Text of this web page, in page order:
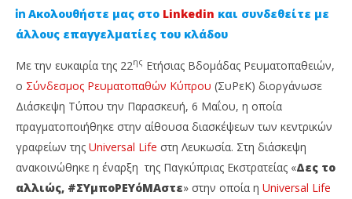
Ακολουθήστε μας στο Linkedin και συνδεθείτε με
άλλους επαγγελματίες του κλάδου
Με την ευκαιρία της 22ης Ετήσιας Βδομάδας Ρευματοπαθειών,
ο Σύνδεσμος Ρευματοπαθών Κύπρου (ΣυΡεΚ) διοργάνωσε
Διάσκεψη Τύπου την Παρασκευή, 6 Μαΐου, η οποία
πραγματοποιήθηκε στην αίθουσα διασκέψεων των κεντρικών
γραφείων της Universal Life στη Λευκωσία. Στη διάσκεψη
ανακοινώθηκε η έναρξη της Παγκύπριας Εκστρατείας «Δες το
αλλιώς, #ΣΥμποΡΕΥόΜΑστε» στην οποία η Universal Life